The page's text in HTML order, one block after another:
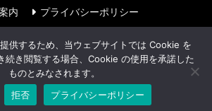
内 プライバシーポリシー
のリフォーム《大栄建設》 All rights
resereved.
供するため、当ウェブサイトでは Cookie を
続き閲覧する場合、Cookie の使用を承諾した
ものとみなされます。
拒否 プライバシーポリシー